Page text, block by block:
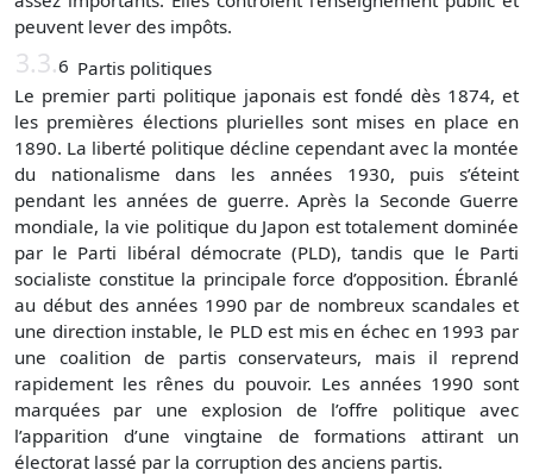
peuvent lever des impôts.
3.3.6 Partis politiques
Le premier parti politique japonais est fondé dès 1874, et
les premières élections plurielles sont mises en place en
1890. La liberté politique décline cependant avec la montée
du nationalisme dans les années 1930, puis s’éteint
pendant les années de guerre. Après la Seconde Guerre
mondiale, la vie politique du Japon est totalement dominée
par le Parti libéral démocrate (PLD), tandis que le Parti
socialiste constitue la principale force d’opposition. Ébranlé
au début des années 1990 par de nombreux scandales et
une direction instable, le PLD est mis en échec en 1993 par
une coalition de partis conservateurs, mais il reprend
rapidement les rênes du pouvoir. Les années 1990 sont
marquées par une explosion de l’offre politique avec
l’apparition d’une vingtaine de formations attirant un
électorat lassé par la corruption des anciens partis.